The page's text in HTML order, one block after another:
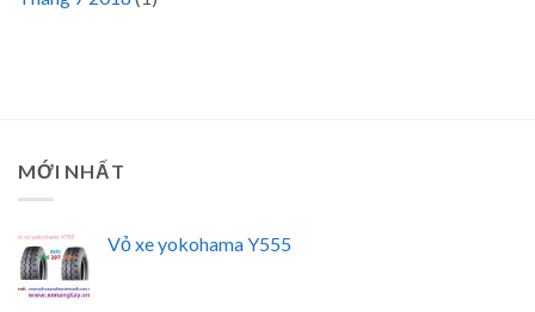
MỚI NHẤT
Vỏ xe yokohama Y555